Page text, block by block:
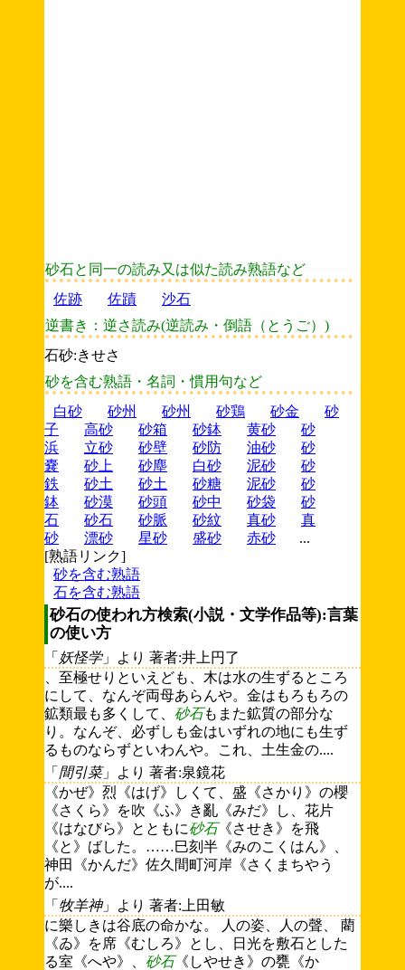
砂石と同一の読み又は似た読み熟語など
佐跡
佐蹟
沙石
逆書き：逆さ読み(逆読み・倒語（とうご）)
石砂:きせさ
砂を含む熟語・名詞・慣用句など
白砂
砂州 砂州 砂鶏 砂金
砂
子
高砂 砂箱 砂鉢 黄砂
砂
浜
立砂 砂壁 砂防 油砂
砂
嚢
砂上 砂塵 白砂 泥砂
砂
鉄
砂土 砂土 砂糖 泥砂
砂
鉢
砂漠 砂頭 砂中 砂袋
砂
石
砂石 砂脈 砂紋 真砂
真
砂
漂砂 星砂 盛砂 赤砂
...
[熟語リンク]
砂を含む熟語
石を含む熟語
砂石の使われ方検索(小説・文学作品等):言葉
の使い方
「 妖怪学」より 著者:井上円了
、至極せりといえども、木は水の生ずるところ
にして、なんぞ両母あらんや。金はもろもろの
鉱類最も多くして、 砂石もまた鉱質の部分な
り。なんぞ、必ずしも金はいずれの地にも生ず
るものならずといわんや。これ、土生金の....
「 間引菜」より 著者:泉鏡花
《かぜ》烈《はげ》しくて、盛《さかり》の櫻
《さくら》を吹《ふ》き亂《みだ》し、花片
《はなびら》とともに砂石《させき》を飛
《と》ばした。……巳刻半《みのこくはん》、
神田《かんだ》佐久間町河岸《さくまちやう
が....
「 牧羊神」より 著者:上田敏
に樂しきは谷底の命かな。 人の姿、人の聲、 藺
《ゐ》を席《むしろ》とし、日光を敷石とした
る室《へや》、 砂石《しやせき》の甕《か